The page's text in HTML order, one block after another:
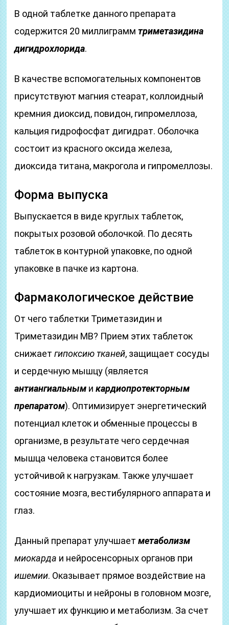
В одной таблетке данного препарата
содержится 20 миллиграммтриметазидина
дигидрохлорида.
В качестве вспомогательных компонентов
присутствуют магния стеарат, коллоидный
кремния диоксид, повидон, гипромеллоза,
кальция гидрофосфат дигидрат. Оболочка
состоит из красного оксида железа,
диоксида титана, макрогола и гипромеллозы.
Форма выпуска
Выпускается в виде круглых таблеток,
покрытых розовой оболочкой. По десять
таблеток в контурной упаковке, по одной
упаковке в пачке из картона.
Фармакологическое действие
От чего таблетки Триметазидин и
Триметазидин МВ? Прием этих таблеток
снижаетгипоксию тканей, защищает сосуды
и сердечную мышцу (является
антиангиальным икардиопротекторным
препаратом). Оптимизирует энергетический
потенциал клеток и обменные процессы в
организме, в результате чего сердечная
мышца человека становится более
устойчивой к нагрузкам. Также улучшает
состояние мозга, вестибулярного аппарата и
глаз.
Данный препарат улучшаетметаболизм
миокарда и нейросенсорных органов при
ишемии. Оказывает прямое воздействие на
кардиомиоциты и нейроны в головном мозге,
улучшает их функцию и метаболизм. За счет